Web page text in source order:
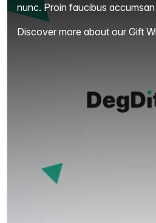
nunc. Proin faucibus
Discover more about our Gift